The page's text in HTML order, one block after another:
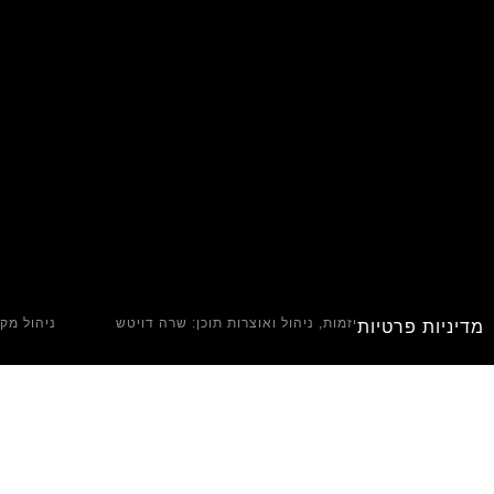
מדיניות פרטיותיזמות, ניהול ואוצרות תוכן: שרה דויטש ניהול